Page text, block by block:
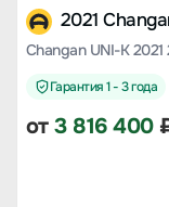
2021
Changan UNI-K
Гарантия 1 - 3 года
от3 816 400